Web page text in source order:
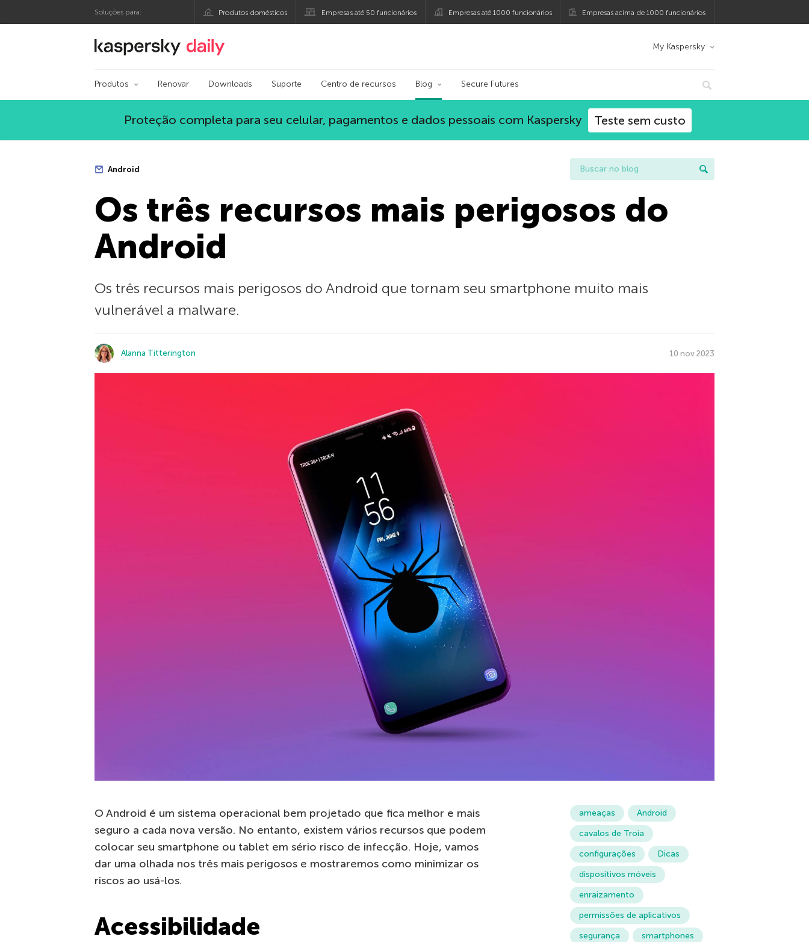
Soluções para: Produtos domésticos Empresas até 50 funcionários Empresas até 1000 funcionários Empresas acima de 1000 funcionários
Blog oficial da Kaspersky My Kaspersky
Produtos Renovar Downloads Suporte Centro de recursos Blog Secure Futures
Proteção completa para seu celular, pagamentos e dados pessoais com Kaspersky Teste sem custo
Android
Os três recursos mais perigosos do
Android
Os três recursos mais perigosos do Android que tornam seu smartphone muito mais
vulnerável a malware.
Alanna Titterington 10 nov 2023
O Android é um sistema operacional bem projetado que fica melhor e mais
seguro a cada nova versão. No entanto, existem vários recursos que podem
colocar seu smartphone ou tablet em sério risco de infecção. Hoje, vamos
dar uma olhada nos três mais perigosos e mostraremos como minimizar os
riscos ao usá-los.
Acessibilidade
ameaças
Android
cavalos de Troia
configurações
Dicas
dispositivos móveis
enraizamento
permissões de aplicativos
segurança
smartphones